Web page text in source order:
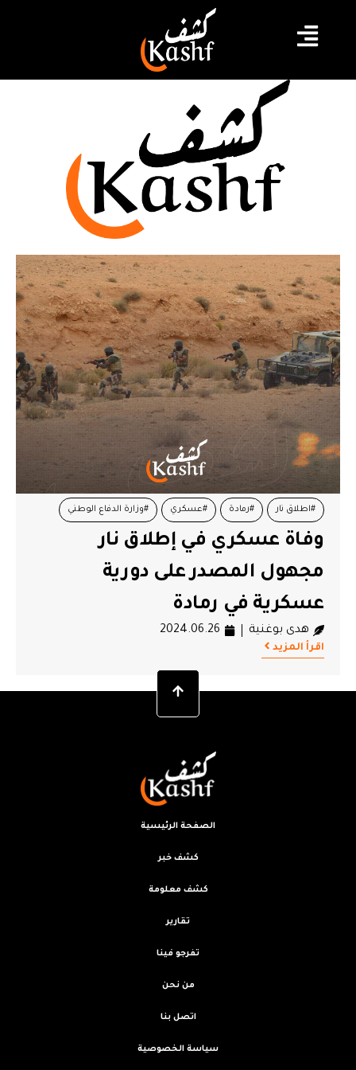
عسكري
#اطلاق نار #رمادة #عسكري #وزارة الدفاع الوطني
وفاة عسكري في إطلاق نار
مجهول المصدر على دورية
عسكرية في رمادة
هدى بوغنية 2024.06.26
اقرأ المزيد
الصفحة الرئيسية
كشف خبر
كشف معلومة
تقارير
تفرجو فينا
من نحن
اتصل بنا
سياسة الخصوصية